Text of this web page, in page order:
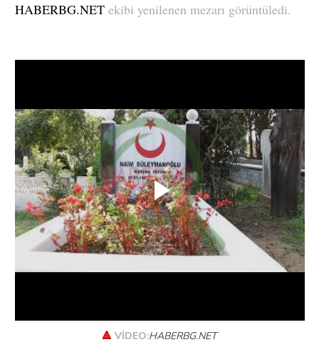
HABERBG.NETekibi yenilenen mezarı görüntüledi.
🔺 VİDEO:HABERBG.NET